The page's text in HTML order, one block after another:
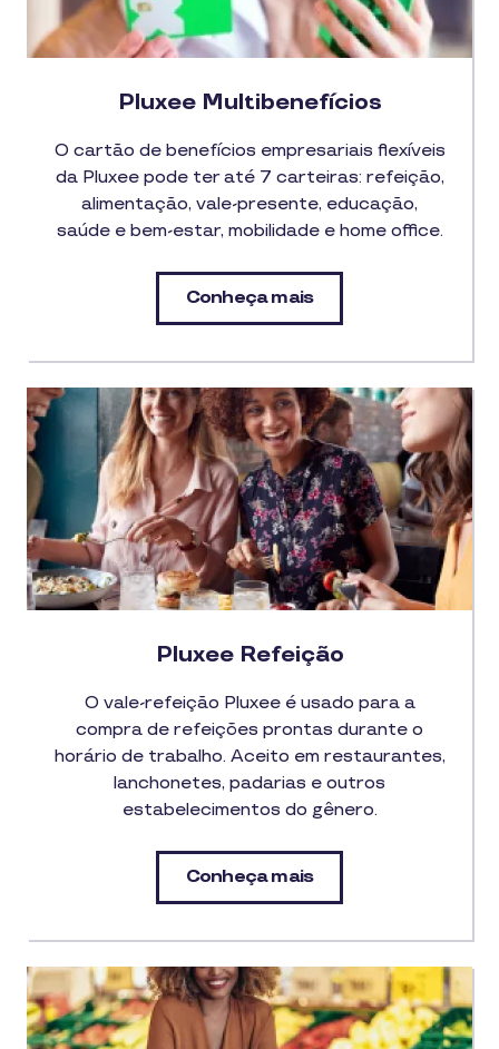
Pluxee Multibenefícios
O cartão de benefícios empresariais flexíveis
da Pluxee pode ter até 7 carteiras: refeição,
alimentação, vale-presente, educação,
saúde e bem-estar, mobilidade e home office.
Conheça mais
Pluxee Refeição
O vale-refeição Pluxee é usado para a
compra de refeições prontas durante o
horário de trabalho. Aceito em restaurantes,
lanchonetes, padarias e outros
estabelecimentos do gênero.
Conheça mais